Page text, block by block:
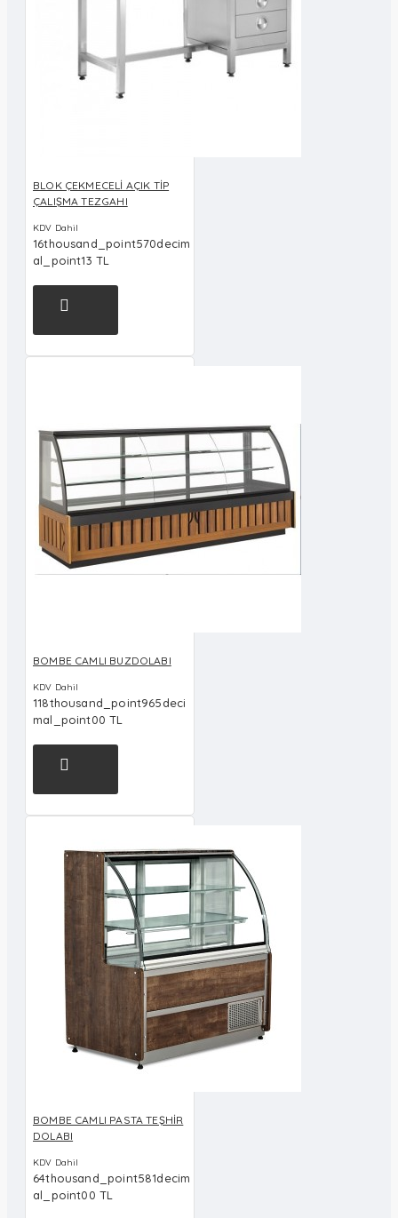
BLOK ÇEKMECELİ AÇIK TİP
ÇALIŞMA TEZGAHI
KDV Dahil
16thousand_point570decim
al_point13 TL
BOMBE CAMLI BUZDOLABI
KDV Dahil
118thousand_point965deci
mal_point00 TL
BOMBE CAMLI PASTA TEŞHİR
DOLABI
KDV Dahil
64thousand_point581decim
al_point00 TL